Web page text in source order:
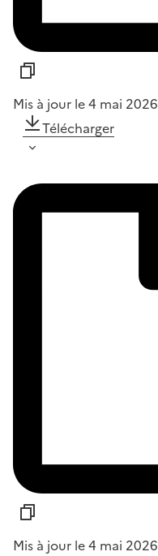
Mis à jour le 4 mai 2026
Télécharger
Mis à jour le 4 mai 2026